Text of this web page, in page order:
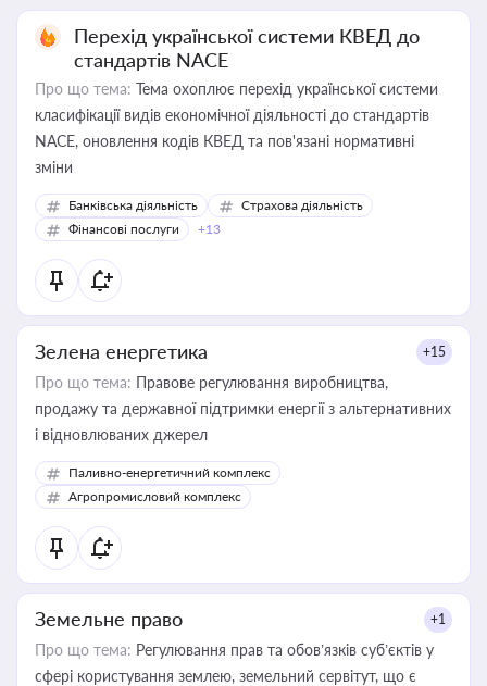
Перехід української системи КВЕД до
стандартів NACE
Про що тема: Тема охоплює перехід української системи
класифікації видів економічної діяльності до стандартів
NACE, оновлення кодів КВЕД та пов'язані нормативні
зміни
Банківська діяльність
Страхова діяльність
Фінансові послуги
+13
Зелена енергетика +15
Про що тема: Правове регулювання виробництва,
продажу та державної підтримки енергії з альтернативних
і відновлюваних джерел
Паливно-енергетичний комплекс
Агропромисловий комплекс
Земельне право +1
Про що тема: Регулювання прав та обов’язків суб’єктів у
сфері користування землею, земельний сервітут, що є